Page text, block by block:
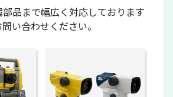
品まで幅広く対応しております
い合わせください。